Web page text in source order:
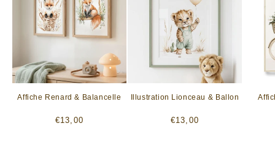
Affiche Renard & Balancelle
Prix
€13,00
Illustration Lionceau & Ballon
Prix
€13,00